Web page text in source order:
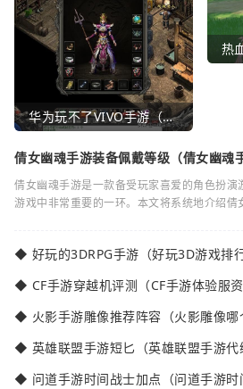
华为玩不了VIVO手游（华为玩不了VIVO手游怎么办）
倩女幽魂手游装备佩戴等级（倩女幽魂
倩女幽魂手游是一款备受玩家喜爱的角色扮
游戏中非常重要的一环。本文将系统地介绍倩
◆ 好玩的3DRPG手游（好玩3D游戏排行
◆ CF手游穿越机评测（CF手游体验服资
◆ 火影手游雕像推荐阵容（火影雕像哪
◆ 英雄联盟手游短匕（英雄联盟手游
◆ 问道手游时间战士加点（问道手游时